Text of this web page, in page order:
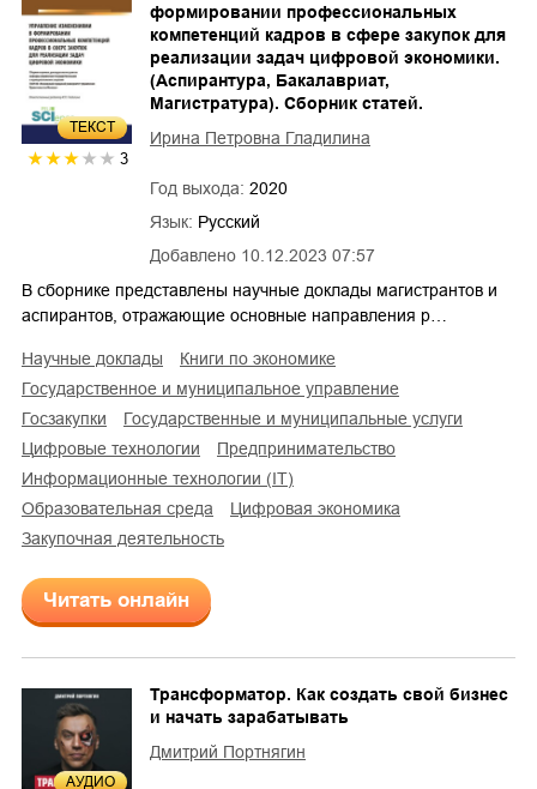
ТЕКСТ
3
Добавлено 10.12.2023 07:57
формировании профессиональных
компетенций кадров в сфере закупок для
реализации задач цифровой экономики.
(Аспирантура, Бакалавриат,
Магистратура). Сборник статей.
Ирина Петровна Гладилина
Год выхода: 2020
Язык: Русский
В сборнике представлены научные доклады магистрантов и
аспирантов, отражающие основные направления р…
научные доклады
книги по экономике
государственное и муниципальное управление
госзакупки
государственные и муниципальные услуги
цифровые технологии
предпринимательство
информационные технологии (IT)
образовательная среда
цифровая экономика
закупочная деятельность
Читать онлайн
AУДИО
Трансформатор. Как создать свой бизнес
и начать зарабатывать
Дмитрий Портнягин